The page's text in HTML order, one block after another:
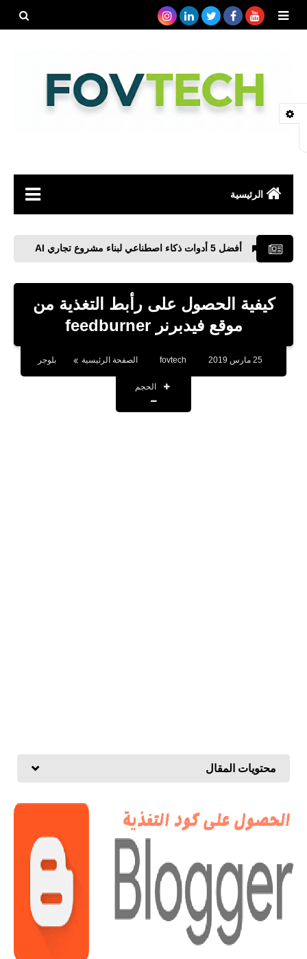
الرئيسية
رياضة
مواقع
بلوجر
أفضل 5 أدوات ذكاء اصطناعي لبناء مشروع تجاري AI
كيفية الحصول على رأبط التغذية من
موقع فيدبرنر feedburner
25 مارس 2019 fovtech الصفحة الرئيسية بلوجر
الحجم
محتويات المقال